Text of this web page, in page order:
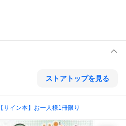
ストアトップを見る
【サイン本】お一人様1冊限り